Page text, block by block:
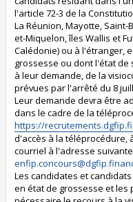
l'article 72-3 de la
La Réunion, Mayotte,
et-Miquelon, îles Wallis et
Calédonie) ou à l'étranger,
grossesse ou dont l'état
à leur demande, de la
prévues par l'arrêté du 8
Leur demande devra être
dans le cadre de la
https://
d'accès à la téléprocédure,
courriel à l'adresse
Les candidates et
en état de grossesse et